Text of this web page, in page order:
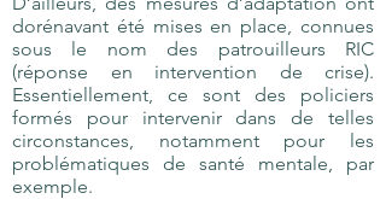
dorénavant été mises en place, connues
sous le nom des patrouilleurs RIC
(réponse en intervention de crise).
Essentiellement, ce sont des policiers
formés pour intervenir dans de telles
circonstances, notamment pour les
problématiques de santé mentale, par
exemple.